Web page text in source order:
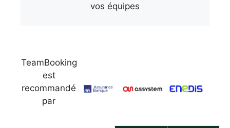
vos équipes
TeamBooking
est
recommandé
par